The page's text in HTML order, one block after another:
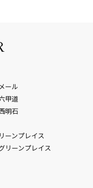
ール
甲道
明石
ーンプレイス
リーンプレイス